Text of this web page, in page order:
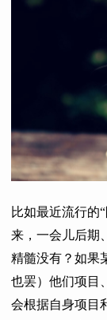
比如最近流行的
来，一会儿后期
精髓没有？如果
也罢）他们项目
会根据自身项目